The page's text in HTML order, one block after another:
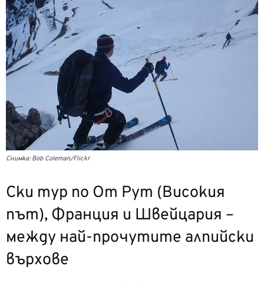
Снимка: Bob Coleman/Flickr
Ски тур по От Рут (Високия
път), Франция и Швейцария –
между най-прочутите алпийски
върхове